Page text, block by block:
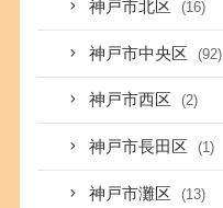
神戸市北区 (16)
神戸市中央区 (92)
神戸市西区 (2)
神戸市長田区 (1)
神戸市灘区 (13)